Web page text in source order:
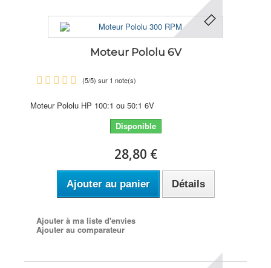
Moteur Pololu 6V
(5/5) sur 1 note(s)
Moteur Pololu HP 100:1 ou 50:1 6V
Disponible
28,80 €
Ajouter au panier Détails
Ajouter à ma liste d'envies
Ajouter au comparateur